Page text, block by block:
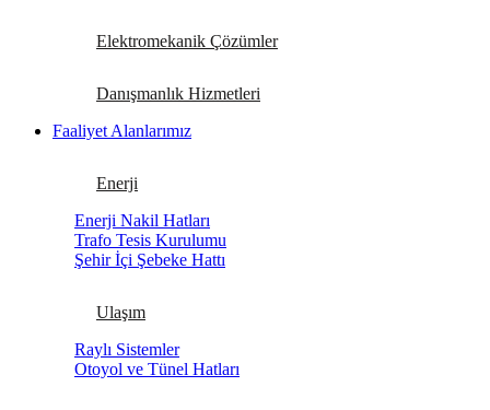
Elektromekanik Çözümler
Danışmanlık Hizmetleri
Faaliyet Alanlarımız
Enerji
Enerji Nakil Hatları
Trafo Tesis Kurulumu
Şehir İçi Şebeke Hattı
Ulaşım
Raylı Sistemler
Otoyol ve Tünel Hatları